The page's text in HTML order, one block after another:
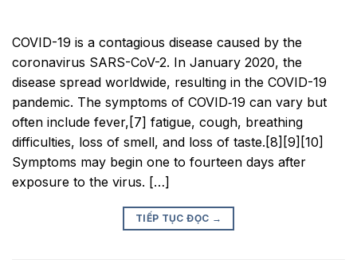
COVID-19 is a contagious disease caused by the
coronavirus SARS-CoV-2. In January 2020, the
disease spread worldwide, resulting in the COVID-19
pandemic. The symptoms of COVID‑19 can vary but
often include fever,[7] fatigue, cough, breathing
difficulties, loss of smell, and loss of taste.[8][9][10]
Symptoms may begin one to fourteen days after
exposure to the virus. […]
TIẾP TỤC ĐỌC →